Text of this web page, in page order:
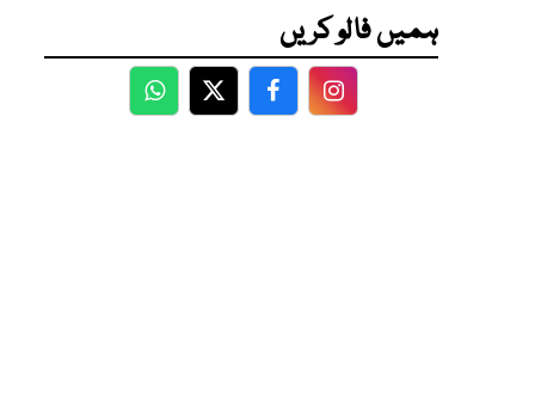
ہمیں فالو کریں
WhatsApp
TwitterFacebookFacebook